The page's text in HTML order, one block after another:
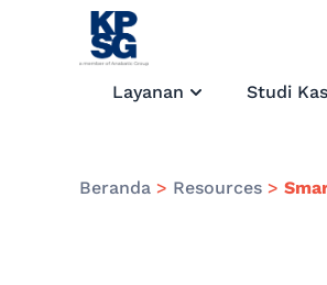
Layanan Studi
Beranda > Resources >